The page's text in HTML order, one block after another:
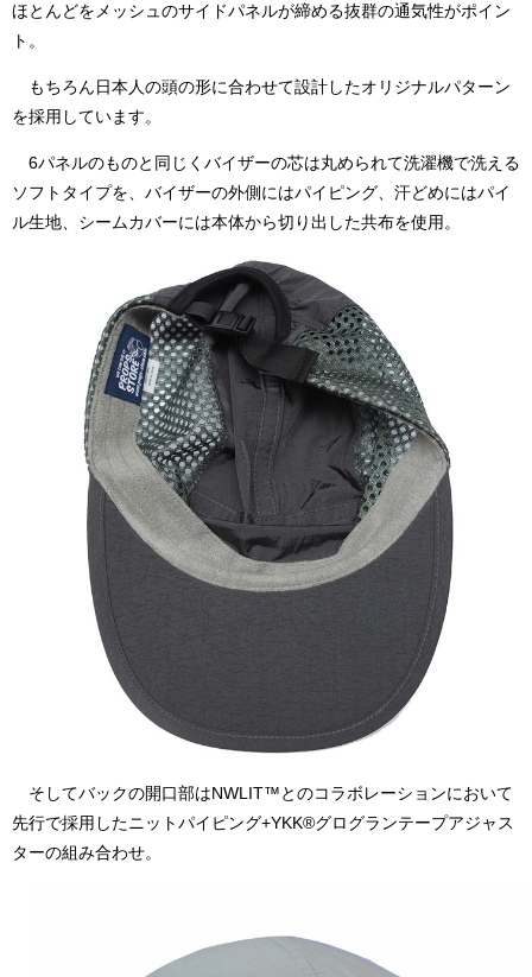
ほとんどをメッシュのサイドパネルが締める抜群の通気性がポイン
ト。
もちろん日本人の頭の形に合わせて設計したオリジナルパターン
を採用しています。
6パネルのものと同じくバイザーの芯は丸められて洗濯機で洗える
ソフトタイプを、バイザーの外側にはパイピング、汗どめにはパイ
ル生地、シームカバーには本体から切り出した共布を使用。
そしてバックの開口部はNWLIT™️とのコラボレーションにおいて
先行で採用したニットパイピング+YKK®グログランテープアジャス
ターの組み合わせ。